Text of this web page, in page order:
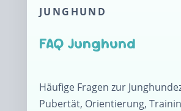
JUNGHUND
FAQ Junghund
Häufige Fragen zur
Pubertät, Orientierung,